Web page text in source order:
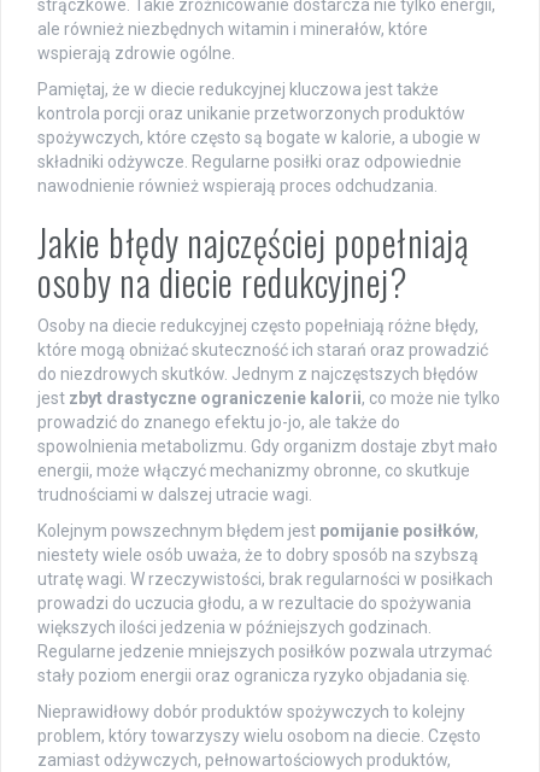
strączkowe. Takie zróżnicowanie dostarcza nie tylko energii,
ale również niezbędnych witamin i minerałów, które
wspierają zdrowie ogólne.
Pamiętaj, że w diecie redukcyjnej kluczowa jest także
kontrola porcji oraz unikanie przetworzonych produktów
spożywczych, które często są bogate w kalorie, a ubogie w
składniki odżywcze. Regularne posiłki oraz odpowiednie
nawodnienie również wspierają proces odchudzania.
Jakie błędy najczęściej popełniają
osoby na diecie redukcyjnej?
Osoby na diecie redukcyjnej często popełniają różne błędy,
które mogą obniżać skuteczność ich starań oraz prowadzić
do niezdrowych skutków. Jednym z najczęstszych błędów
jest zbyt drastyczne ograniczenie kalorii, co może nie tylko
prowadzić do znanego efektu jo-jo, ale także do
spowolnienia metabolizmu. Gdy organizm dostaje zbyt mało
energii, może włączyć mechanizmy obronne, co skutkuje
trudnościami w dalszej utracie wagi.
Kolejnym powszechnym błędem jest pomijanie posiłków,
niestety wiele osób uważa, że to dobry sposób na szybszą
utratę wagi. W rzeczywistości, brak regularności w posiłkach
prowadzi do uczucia głodu, a w rezultacie do spożywania
większych ilości jedzenia w późniejszych godzinach.
Regularne jedzenie mniejszych posiłków pozwala utrzymać
stały poziom energii oraz ogranicza ryzyko objadania się.
Nieprawidłowy dobór produktów spożywczych to kolejny
problem, który towarzyszy wielu osobom na diecie. Często
zamiast odżywczych, pełnowartościowych produktów,